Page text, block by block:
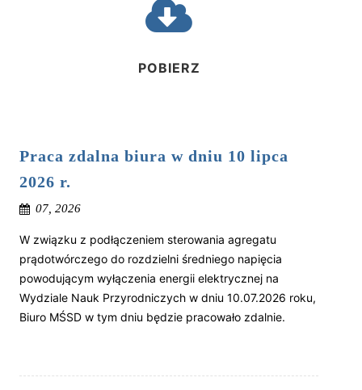
POBIERZ
Praca zdalna biura w dniu 10 lipca
2026 r.
07, 2026
W związku z podłączeniem sterowania agregatu
prądotwórczego do rozdzielni średniego napięcia
powodującym wyłączenia energii elektrycznej na
Wydziale Nauk Przyrodniczych w dniu 10.07.2026 roku,
Biuro MŚSD w tym dniu będzie pracowało zdalnie.